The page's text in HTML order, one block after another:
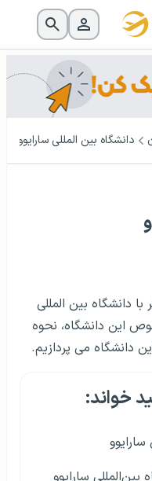
دانشگاه بین المللی سارایوو
دانشگاه بین المللی
این دانشگاه، نحوه
دانشگاه می پردازیم.
خواند:
سارایوو